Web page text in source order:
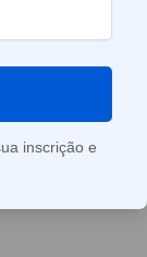
inscrição e